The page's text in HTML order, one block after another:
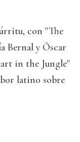
con "The
Bernal y Óscar
in the Jungle"
latino sobre